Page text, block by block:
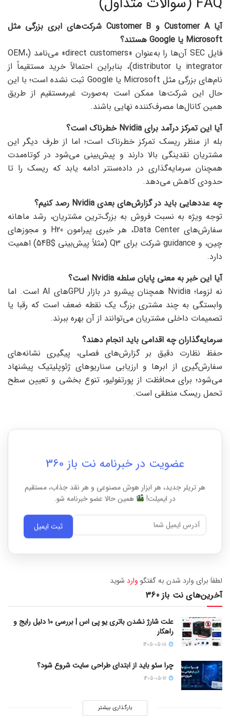
آیا Customer A و Customer B شرکت‌های ابری بزرگی مثل
Microsoft یا Google هستند؟
فایل SEC آن‌ها را به‌عنوان «direct customers» می‌نامد (OEM،
integrator یا distributor)، بنابراین احتمالاً خرید مستقیماً از
نام‌های بزرگی مثل Microsoft یا Google ثبت نشده است؛ با این
حال این شرکت‌ها ممکن است به‌صورت غیرمستقیم از طریق
همین کانال‌ها مصرف‌کننده نهایی باشند.
آیا این تمرکز درآمد برای Nvidia خطرناک است؟
بله از منظر ریسک تمرکز خطرناک است؛ اما از طرف دیگر این
مشتریان نقدینگی بالا دارند و پیش‌بینی می‌شود در کوتاه‌مدت
همچنان سرمایه‌گذاری در داده‌سنتر ادامه یابد که ریسک را تا
حدودی کاهش می‌دهد.
چه عددهایی باید در گزارش‌های بعدی Nvidia رصد کنیم؟
توجه ویژه به نسبت فروش به بزرگ‌ترین مشتریان، رشد ماهانه
سفارش‌های Data Center، هر خبری پیرامون H20 و مجوزهای
چین، و guidance شرکت برای Q3 (مثلاً پیش‌بینی $54B) اهمیت
دارد.
آیا این خبر به معنی پایان سلطه Nvidia است؟
نه لزوما؛ Nvidia همچنان پیشرو در بازار GPUهای AI است. اما
وابستگی به چند مشتری بزرگ یک نقطه ضعف است که رقبا یا
تصمیمات داخلی مشتریان می‌توانند از آن بهره ببرند.
سرمایه‌گذاران چه اقدامی باید انجام دهند؟
حفظ نظارت دقیق بر گزارش‌های فصلی، پیگیری نشانه‌های
سفارش‌گیری از ابرها و ارزیابی سناریوهای ژئوپلیتیک پیشنهاد
می‌شود؛ برای محافظت از پورتفولیو، تنوع بخشی و تعیین سطح
تحمل ریسک منطقی است.
عضویت در خبرنامه نت باز 360
هر تریلر جدید، هر ابزار هوش مصنوعی و هر نقد جذاب، مستقیم
در ایمیلت!
همین حالا عضو خبرنامه شو.
ثبت ایمیل
لطفاَ برای وارد شدن به گفتگو وارد شوید
آخرین‌های نت باز 360
علت شارژ نشدن باتری یو پی اس | بررسی 10 دلیل رایج و
راهکار
چرا سئو باید از ابتدای طراحی سایت شروع شود؟
بارگذاری بیشتر